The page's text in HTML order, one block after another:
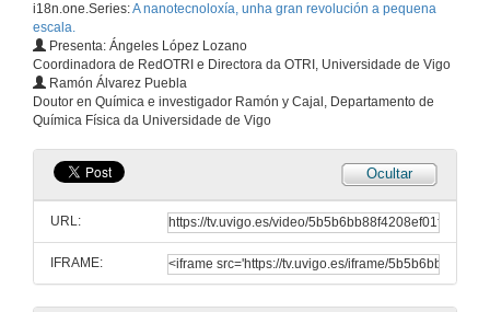
i18n.one.Series:A nanotecnoloxía, unha gran revolución a pequena
escala.
Presenta: Ángeles López Lozano
Coordinadora de RedOTRI e Directora da OTRI, Universidade de Vigo
Ramón Álvarez Puebla
Doutor en Química e investigador Ramón y Cajal, Departamento de
Química Física da Universidade de Vigo
Ocultar
URL:
IFRAME: